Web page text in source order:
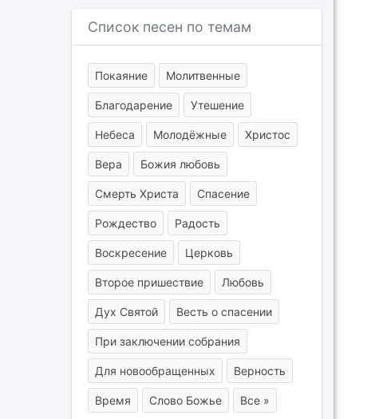
Список песен по темам
Покаяние Молитвенные
Благодарение Утешение
Небеса Молодёжные Христос
Вера Божия любовь
Смерть Христа Спасение
Рождество Радость
Воскресение Церковь
Второе пришествие Любовь
Дух Святой Весть о спасении
При заключении собрания
Для новообращенных Верность
Время Слово Божье Все »